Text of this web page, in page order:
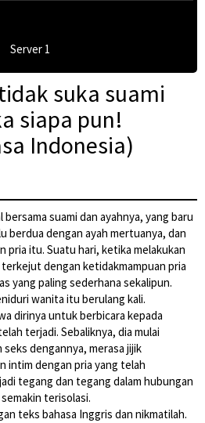
Server 1
suka suami
siapa pun!
Indonesia)
suami dan ayahnya, yang baru
berdua dengan ayah mertuanya, dan
pria itu. Suatu hari, ketika melakukan
dengan ketidakmampuan pria
yang paling sederhana sekalipun.
wanita itu berulang kali.
dirinya untuk berbicara kepada
terjadi. Sebaliknya, dia mulai
dengannya, merasa jijik
intim dengan pria yang telah
tegang dan tegang dalam hubungan
terisolasi.
teks bahasa Inggris dan nikmatilah.